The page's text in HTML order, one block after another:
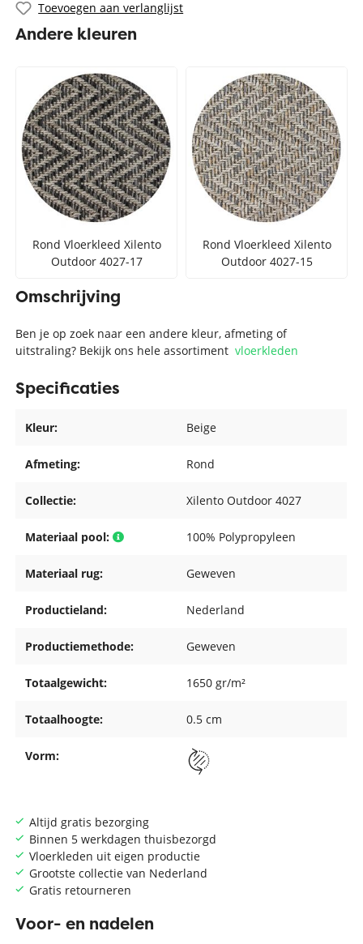
Toevoegen aan verlanglijst
Andere kleuren
Rond Vloerkleed Xilento
Outdoor 4027-17
Rond Vloerkleed Xilento
Outdoor 4027-15
Altijd gratis bezorging
Binnen 5 werkdagen thuisbezorgd
Vloerkleden uit eigen productie
Grootste collectie van Nederland
Gratis retourneren
Voor- en nadelen
Omschrijving
Ben je op zoek naar een andere kleur, afmeting of
uitstraling? Bekijk ons hele assortimentvloerkleden
Specificaties
Kleur: Beige
Afmeting: Rond
Collectie: Xilento Outdoor 4027
Materiaal pool: 100% Polypropyleen
Materiaal rug: Geweven
Productieland: Nederland
Productiemethode: Geweven
Totaalgewicht: 1650 gr/m²
Totaalhoogte: 0.5 cm
Vorm: